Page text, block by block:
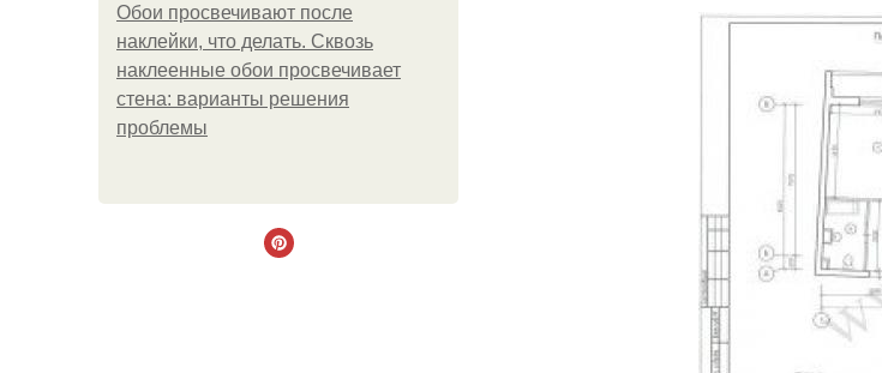
Обои просвечивают после
наклейки, что делать. Сквозь
наклеенные обои просвечивает
стена: варианты решения
проблемы